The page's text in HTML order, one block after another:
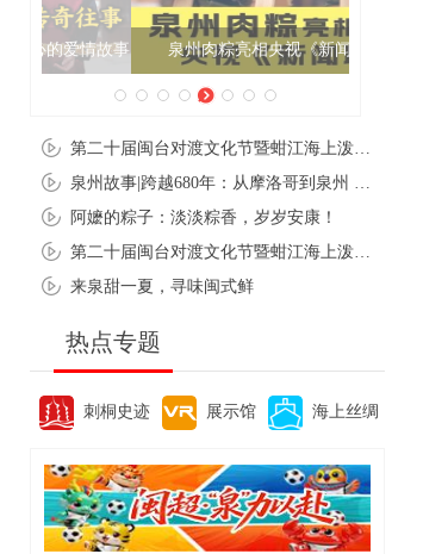
泉州肉粽亮相央视《新闻联播》
阿嬷的粽子：淡淡粽香，岁岁安康！
来泉甜一夏，寻味闽式鲜
热点专题
刺桐史迹 展示馆 海上丝绸